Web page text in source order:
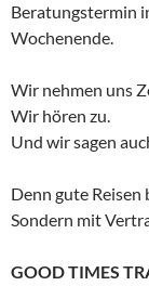
Beratungstermin
Wochenende.
Wir nehmen uns
Wir hören zu.
Und wir sagen
Denn gute
Sondern mit
GOOD TIMES